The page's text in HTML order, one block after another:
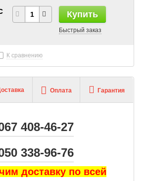
Купить
Быстрый заказ
К сравнению
Оплата Гарантия
408-46-27
338-96-76
доставку по всей